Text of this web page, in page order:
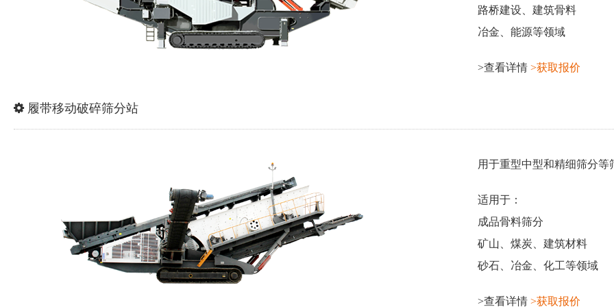
路桥建设、建筑骨料
冶金、能源等领域
>查看详情 >获取报价
履带移动破碎筛分站
用于重型中型和精细筛分等
适用于：
成品骨料筛分
矿山、煤炭、建筑材料
砂石、冶金、化工等领域
>查看详情 >获取报价